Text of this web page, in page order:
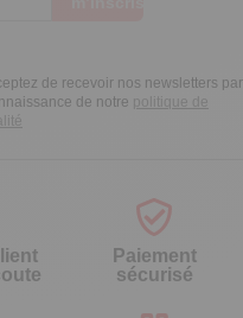
de recevoir nos newsletters par
de notre politique de
Paiement
sécurisé